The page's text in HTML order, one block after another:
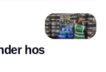
hos